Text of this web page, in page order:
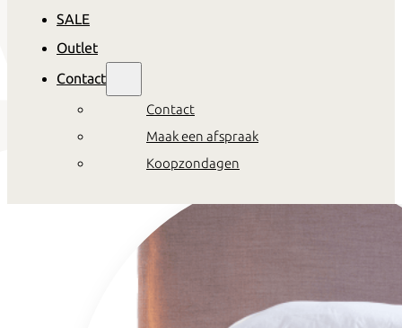
SALE
Outlet
Contact
Contact
Maak een afspraak
Koopzondagen